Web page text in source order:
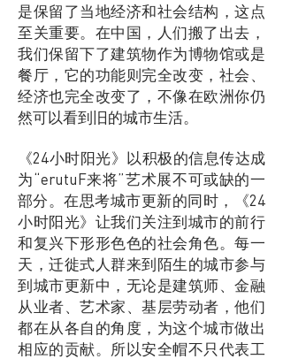
是保留了当地经济和社会结构，这点
至关重要。在中国，人们搬了出去，
我们保留下了建筑物作为博物馆或是
餐厅，它的功能则完全改变，社会、
经济也完全改变了，不像在欧洲你仍
然可以看到旧的城市生活。
《24小时阳光》以积极的信息传达成
为“erutuF来将”艺术展不可或缺的一
部分。在思考城市更新的同时，《24
小时阳光》让我们关注到城市的前行
和复兴下形形色色的社会角色。每一
天，迁徙式人群来到陌生的城市参与
到城市更新中，无论是建筑师、金融
从业者、艺术家、基层劳动者，他们
都在从各自的角度，为这个城市做出
相应的贡献。所以安全帽不只代表工